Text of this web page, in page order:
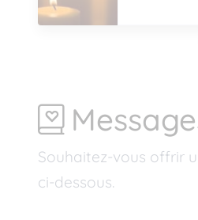
Souhaitez-vous offrir
ci-dessous.